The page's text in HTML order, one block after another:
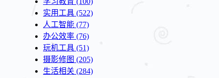
实用工具 (522)
人工智能 (77)
办公效率 (76)
玩机工具 (51)
摄影修图 (205)
生活相关 (284)